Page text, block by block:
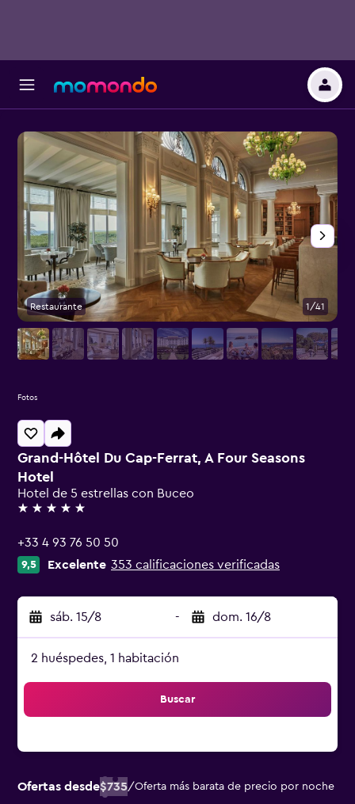
Grand-Hôtel Du Cap-Ferrat, A Four Seasons
Hotel
Hotel de 5 estrellas con Buceo
5 estrellas
+33 4 93 76 50 50
9,5 Excelente 353 calificaciones verificadas
sáb. 15/8 - dom. 16/8
2 huéspedes, 1 habitación
Buscar
Ofertas desde$735/Oferta más barata de precio por noche
Restaurante 1/41
Fotos